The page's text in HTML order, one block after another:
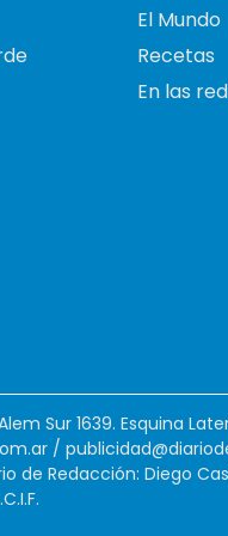
El Mundo
Recetas
En las
Sur 1639. Esquina
/
de Redacción: Diego